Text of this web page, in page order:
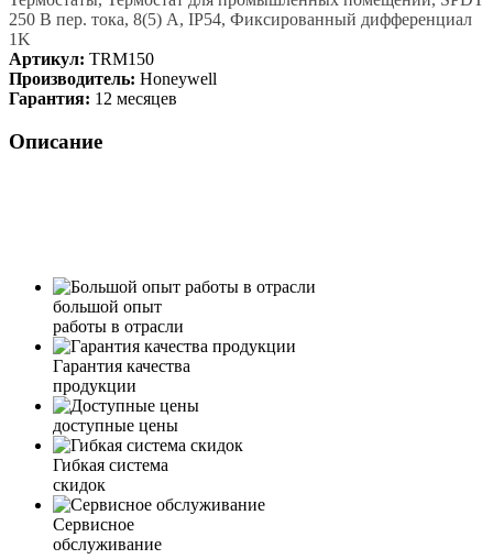
250 В пер. тока, 8(5) A, IP54, Фиксированный дифференциал
1K
Артикул: TRM150
Производитель: Honeywell
Гарантия: 12 месяцев
Описание
большой опыт
работы в отрасли
Гарантия качества
продукции
доступные цены
Гибкая система
скидок
Сервисное
обслуживание